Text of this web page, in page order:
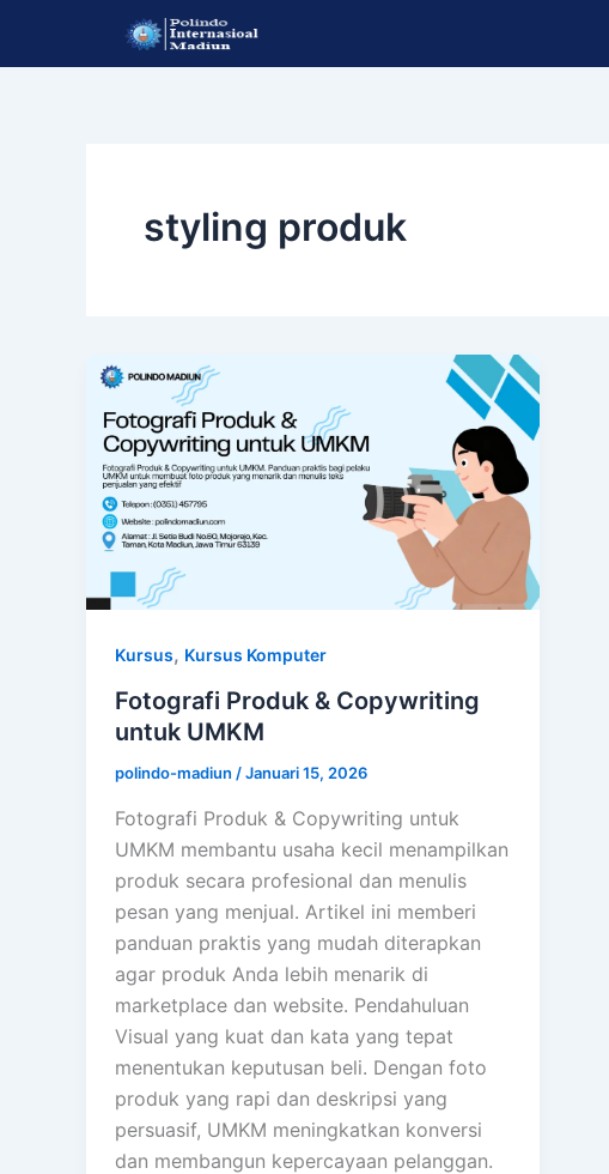
styling produk
Kursus, Kursus Komputer
Fotografi Produk & Copywriting
untuk UMKM
polindo-madiun /Januari 15, 2026
Fotografi Produk & Copywriting untuk
UMKM membantu usaha kecil menampilkan
produk secara profesional dan menulis
pesan yang menjual. Artikel ini memberi
panduan praktis yang mudah diterapkan
agar produk Anda lebih menarik di
marketplace dan website. Pendahuluan
Visual yang kuat dan kata yang tepat
menentukan keputusan beli. Dengan foto
produk yang rapi dan deskripsi yang
persuasif, UMKM meningkatkan konversi
dan membangun kepercayaan pelanggan.